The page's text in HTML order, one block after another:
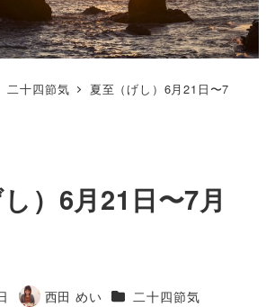
二十四節気
夏至（げし）6月21日〜7
）6月21日〜7月
西田 めい カテゴリー
二十四節気